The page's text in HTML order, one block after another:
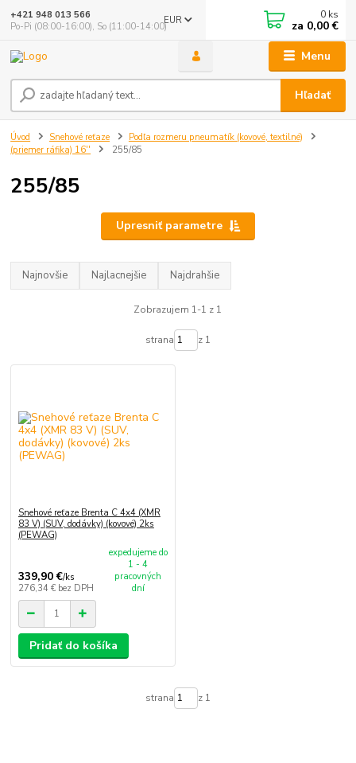
Menu
EUR
Hľadať
+421 948 013 566
Po-Pi (08:00-16:00), So (11:00-14:00)
0 ks
za 0,00 €
Úvod Snehové reťaze
Podľa rozmeru pneumatík (kovové, textilné)
(priemer ráfika) 16''
255/85
255/85
Upresniť parametre
Najnovšie Najlacnejšie Najdrahšie
Zobrazujem 1-1 z 1
strana z 1
Snehové reťaze Brenta C 4x4 (XMR
83 V) (SUV, dodávky) (kovové) 2ks
(PEWAG)
339,90 €/ks
276,34 € bez DPH
expedujeme do
1 - 4
pracovných
dní
Pridať do košíka
strana z 1